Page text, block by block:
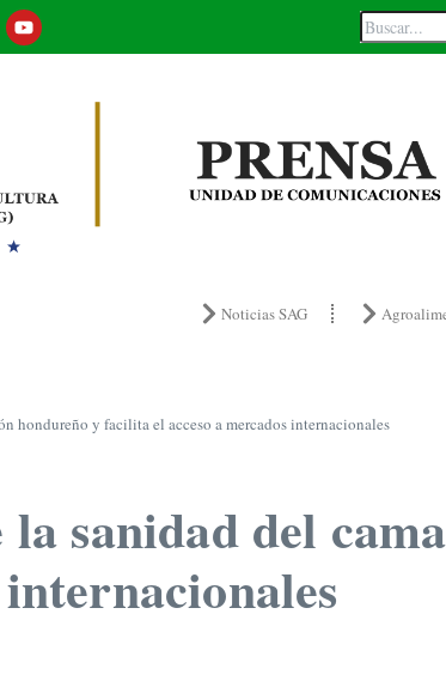
Noticias SAG
hondureño y facilita el acceso a mercados internacionales
sanidad del